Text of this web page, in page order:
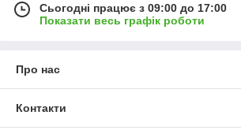
Сьогодні працює з 09:00 до 17:00
Показати весь графік роботи
Про нас
Контакти